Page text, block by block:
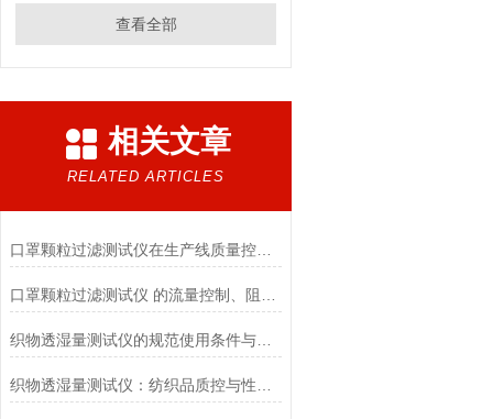
查看全部
相关文章
RELATED ARTICLES
口罩颗粒过滤测试仪在生产线质量控制与研发筛选中的实战价值
织物透湿量测试仪的规范使用条件与数据保障前提